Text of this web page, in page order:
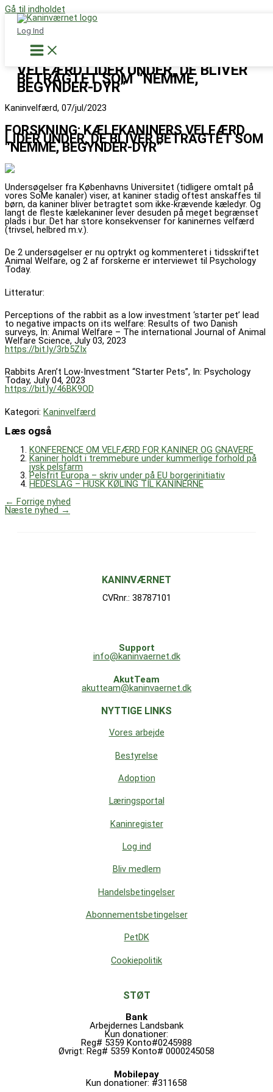
Gå til indholdet
Log Ind
Støt nu
FORSKNING: KÆLEKANINERS
VELFÆRD LIDER UNDER, DE BLIVER
BETRAGTET SOM “NEMME,
BEGYNDER-DYR”
Kaninvelfærd, 07/jul/2023
FORSKNING: KÆLEKANINERS VELFÆRD
LIDER UNDER, DE BLIVER BETRAGTET SOM
“NEMME, BEGYNDER-DYR”
Undersøgelser fra Københavns Universitet (tidligere omtalt på
vores SoMe kanaler) viser, at kaniner stadig oftest anskaffes til
børn, da kaniner bliver betragtet som ikke-krævende kæledyr. Og
langt de fleste kælekaniner lever desuden på meget begrænset
plads i bur. Det har store konsekvenser for kaninernes velfærd
(trivsel, helbred m.v.).
De 2 undersøgelser er nu optrykt og kommenteret i tidsskriftet
Animal Welfare, og 2 af forskerne er interviewet til Psychology
Today.
Litteratur:
Perceptions of the rabbit as a low investment ‘starter pet’ lead
to negative impacts on its welfare: Results of two Danish
surveys, In: Animal Welfare – The international Journal of Animal
Welfare Science, July 03, 2023
https://bit.ly/3rb5ZIx
Rabbits Aren’t Low-Investment “Starter Pets”, In: Psychology
Today, July 04, 2023
https://bit.ly/46BK9OD
Kategori: Kaninvelfærd
Læs også
KONFERENCE OM VELFÆRD FOR KANINER OG GNAVERE
Kaniner holdt i tremmebure under kummerlige forhold på
jysk pelsfarm
Pelsfrit Europa – skriv under på EU borgerinitiativ
HEDESLAG – HUSK KØLING TIL KANINERNE
← Forrige nyhed
Næste nyhed →
KANINVÆRNET
CVRnr.: 38787101
Support
info@kaninvaernet.dk
AkutTeam
akutteam@kaninvaernet.dk
NYTTIGE LINKS
Vores arbejde
Bestyrelse
Adoption
Læringsportal
Kaninregister
Log ind
Bliv medlem
Handelsbetingelser
Abonnementsbetingelser
PetDK
Cookiepolitik
STØT
Bank
Arbejdernes Landsbank
Kun donationer:
Reg# 5359 Konto#0245988
Øvrigt: Reg# 5359 Konto# 0000245058
Mobilepay
Kun donationer: #311658